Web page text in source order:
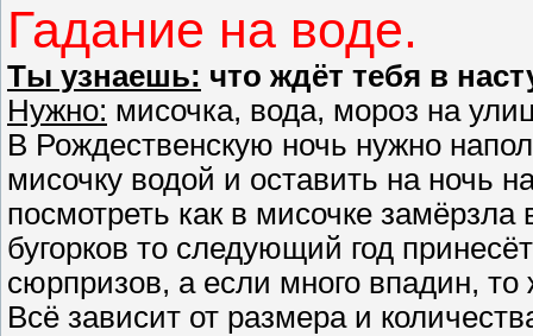
Гадание на воде.
Ты узнаешь: что ждёт тебя в
Нужно: мисочка, вода, мороз на
В Рождественскую ночь нужно
мисочку водой и оставить на ночь
посмотреть как в мисочке замёрзла
бугорков то следующий год
сюрпризов, а если много впадин, то
Всё зависит от размера и